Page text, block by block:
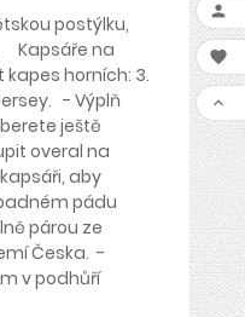
postýlku,
Kapsáře na
horních: 3.
- Výplň
ještě
overal na
aby
pádu
párou ze
Česka. -
v podhůří


